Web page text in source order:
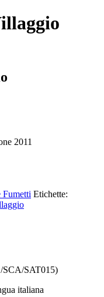
2011
Etichette:
SAT015)
italiana